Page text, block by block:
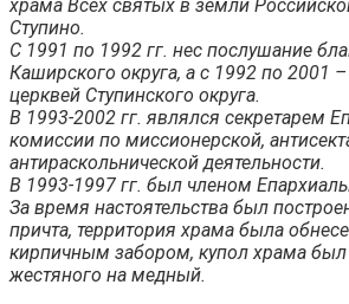
храма Всех святых в земли
Ступино.
С 1991 по 1992 гг. нес послушание
Каширского округа, а с 1992 по 2001
церквей Ступинского округа.
В 1993-2002 гг. являлся секретарем
комиссии по миссионерской,
антираскольнической деятельности.
В 1993-1997 гг. был членом
За время настоятельства был
причта, территория храма была
кирпичным забором, купол храма
жестяного на медный.